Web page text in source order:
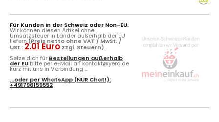
Für Kunden in der Schweiz oder Non-EU:
Wir können diesen Artikel ohne
Umsatzsteuer in Länder außerhalb der EU
liefern (Preis netto ohne VAT / MwSt. /
USt.: 2.01 Euro zzgl. Steuern) .
Setze dich für Bestellungen außerhalb
der EU bitte per e-Mail an kontakt@yerd.de
kurz mit uns in Verbindung ...
...oder perWhatsApp (NUR Chat!):
+491796159552